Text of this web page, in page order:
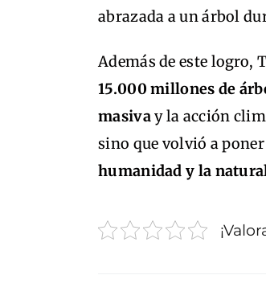
abrazada a un árbol
Además de este logro,
15.000 millones de
masivay la acción
sino que volvió a
humanidad y la